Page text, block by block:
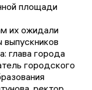
площади
их ожидали
глава города
городского